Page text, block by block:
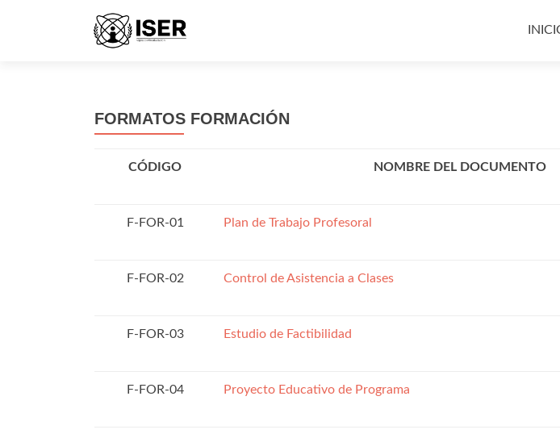
al
FORMATOS FORMACIÓN
CÓDIGO NOMBRE DEL DOCUMENTO
F-FOR-01 Plan de Trabajo Profesoral
F-FOR-02 Control de Asistencia a Clases
F-FOR-03 Estudio de Factibilidad
F-FOR-04 Proyecto Educativo de Programa